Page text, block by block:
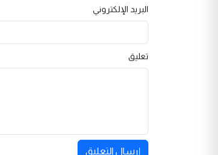
البريد الإلكتروني
تعليق
إرسال التعليق